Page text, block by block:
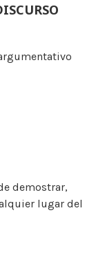
demostrar,
lugar del